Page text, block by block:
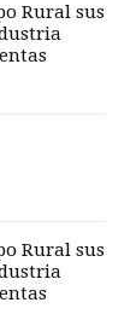
Rural sus
Rural sus